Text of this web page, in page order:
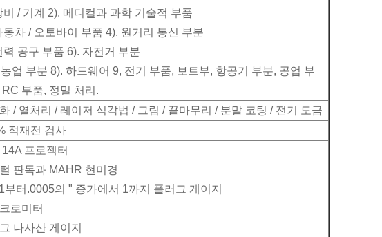
비 / 기계 2). 메디컬과 과학 기술적 부품
동차 / 오토바이 부품 4). 원거리 통신 부분
력 공구 부품 6). 자전거 부분
업 부분 8). 하드웨어 9, 전기 부품, 보트부, 항공기 부분, 공업 부
RC 부품, 정밀 처리.
/ 열처리 / 레이저 식각법 / 그림 / 끝마무리 / 분말 코팅 / 전기 도금
적재전 검사
14A 프로젝터
판독과 MAHR 현미경
부터.0005의 " 증가에서 1까지 플러그 게이지
로미터
나사산 게이지